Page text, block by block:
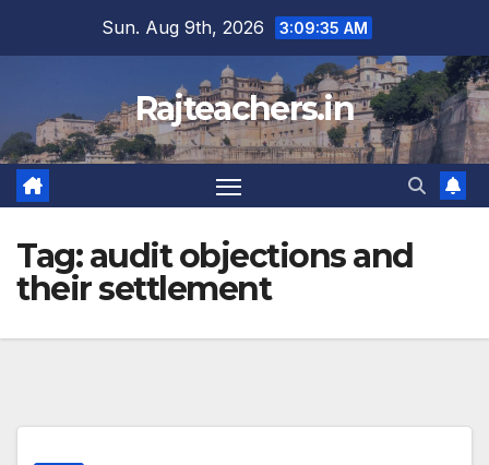
Sun. Aug 9th, 2026 3:09:36 AM
Rajteachers.in
Tag:audit objections and
their settlement